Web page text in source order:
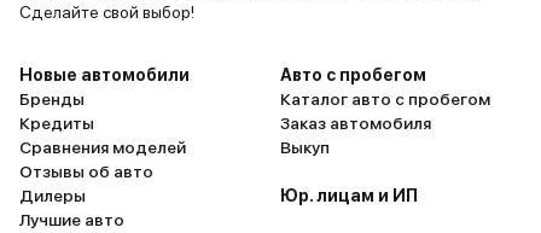
Сделайте свой выбор!
Новые автомобили
Бренды
Кредиты
Сравнения моделей
Отзывы об авто
Дилеры
Лучшие авто
Авто с пробегом
Каталог авто с пробегом
Заказ автомобиля
Выкуп
Юр. лицам и ИП